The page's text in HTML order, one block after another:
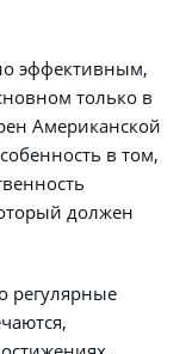
только в
Американской
в том,
должен